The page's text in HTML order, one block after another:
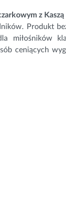
z
Produkt
miłośników
ceniących